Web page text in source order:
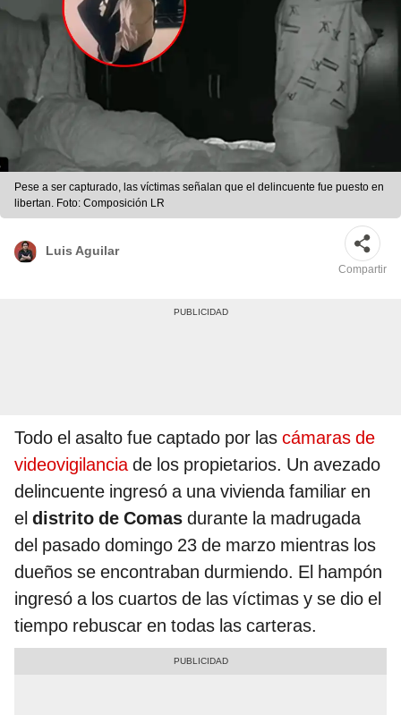
Pese a ser capturado, las víctimas señalan que el delincuente fue puesto en
libertan. Foto: Composición LR
Luis Aguilar
Compartir
Todo el asalto fue captado por las cámaras de
videovigilanciade los propietarios. Un avezado
delincuente ingresó a una vivienda familiar en
el distrito de Comas durante la madrugada
del pasado domingo 23 de marzo mientras los
dueños se encontraban durmiendo. El hampón
ingresó a los cuartos de las víctimas y se dio el
tiempo rebuscar en todas las carteras.